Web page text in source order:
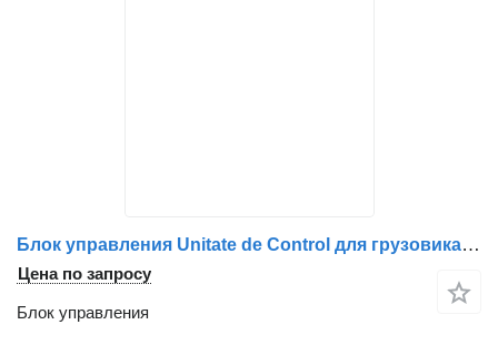
Блок управления Unitate de Control для грузовика Mercedes-Benz A0034463817 (13851-7623)
Цена по запросу
Блок управления